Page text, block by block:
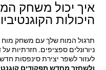
איך יכול משחק
היכולות
תרגול המוח שלך עם משחק מוח
ניורונלים ספציפים. חזרתיות
לעזור לשפר יצירת סינפסות